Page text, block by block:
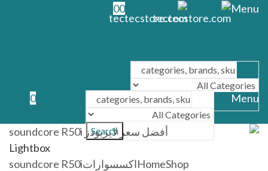
Menu
0
0
Search Menu
Search
0
Lightbox
HomeShop اكسسواراتsoundcore R50i